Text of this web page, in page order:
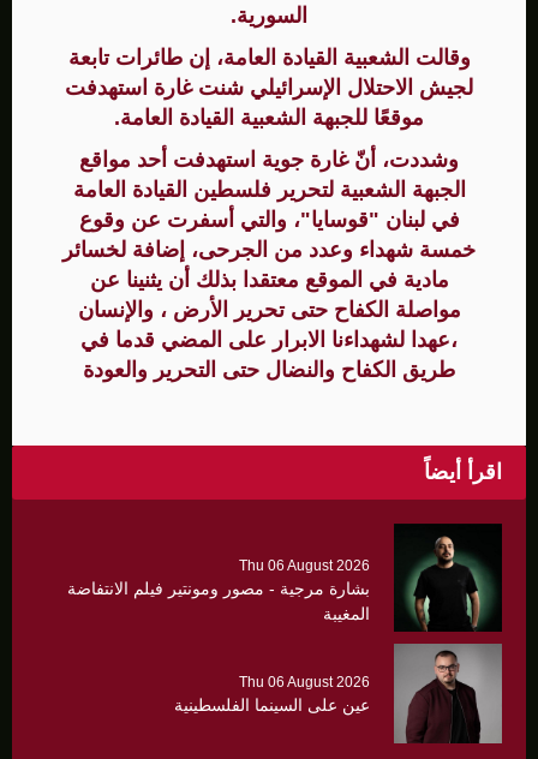
السورية.
وقالت الشعبية القيادة العامة، إن طائرات تابعة
لجيش الاحتلال الإسرائيلي شنت غارة استهدفت
موقعًا للجبهة الشعبية القيادة العامة.
وشددت، أنّ غارة جوية استهدفت أحد مواقع
الجبهة الشعبية لتحرير فلسطين القيادة العامة
في لبنان "قوسايا"، والتي أسفرت عن وقوع
خمسة شهداء وعدد من الجرحى، إضافة لخسائر
مادية في الموقع معتقدا بذلك أن يثنينا عن
مواصلة الكفاح حتى تحرير الأرض ، والإنسان
،عهدا لشهداءنا الابرار على المضي قدما في
طريق الكفاح والنضال حتى التحرير والعودة
اقرأ أيضاً
Thu 06 August 2026
بشارة مرجية - مصور ومونتير فيلم الانتفاضة
المغيبة
Thu 06 August 2026
عين على السينما الفلسطينية